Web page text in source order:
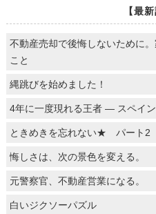
【最
不動産売却で後悔しないために
こと
縄跳びを始めました！
4年に一度現れる王者 ― スペイン
ときめきを忘れない★ パート2
悔しさは、次の景色を変える。
元警察官、不動産営業になる。
白いジクソーパズル